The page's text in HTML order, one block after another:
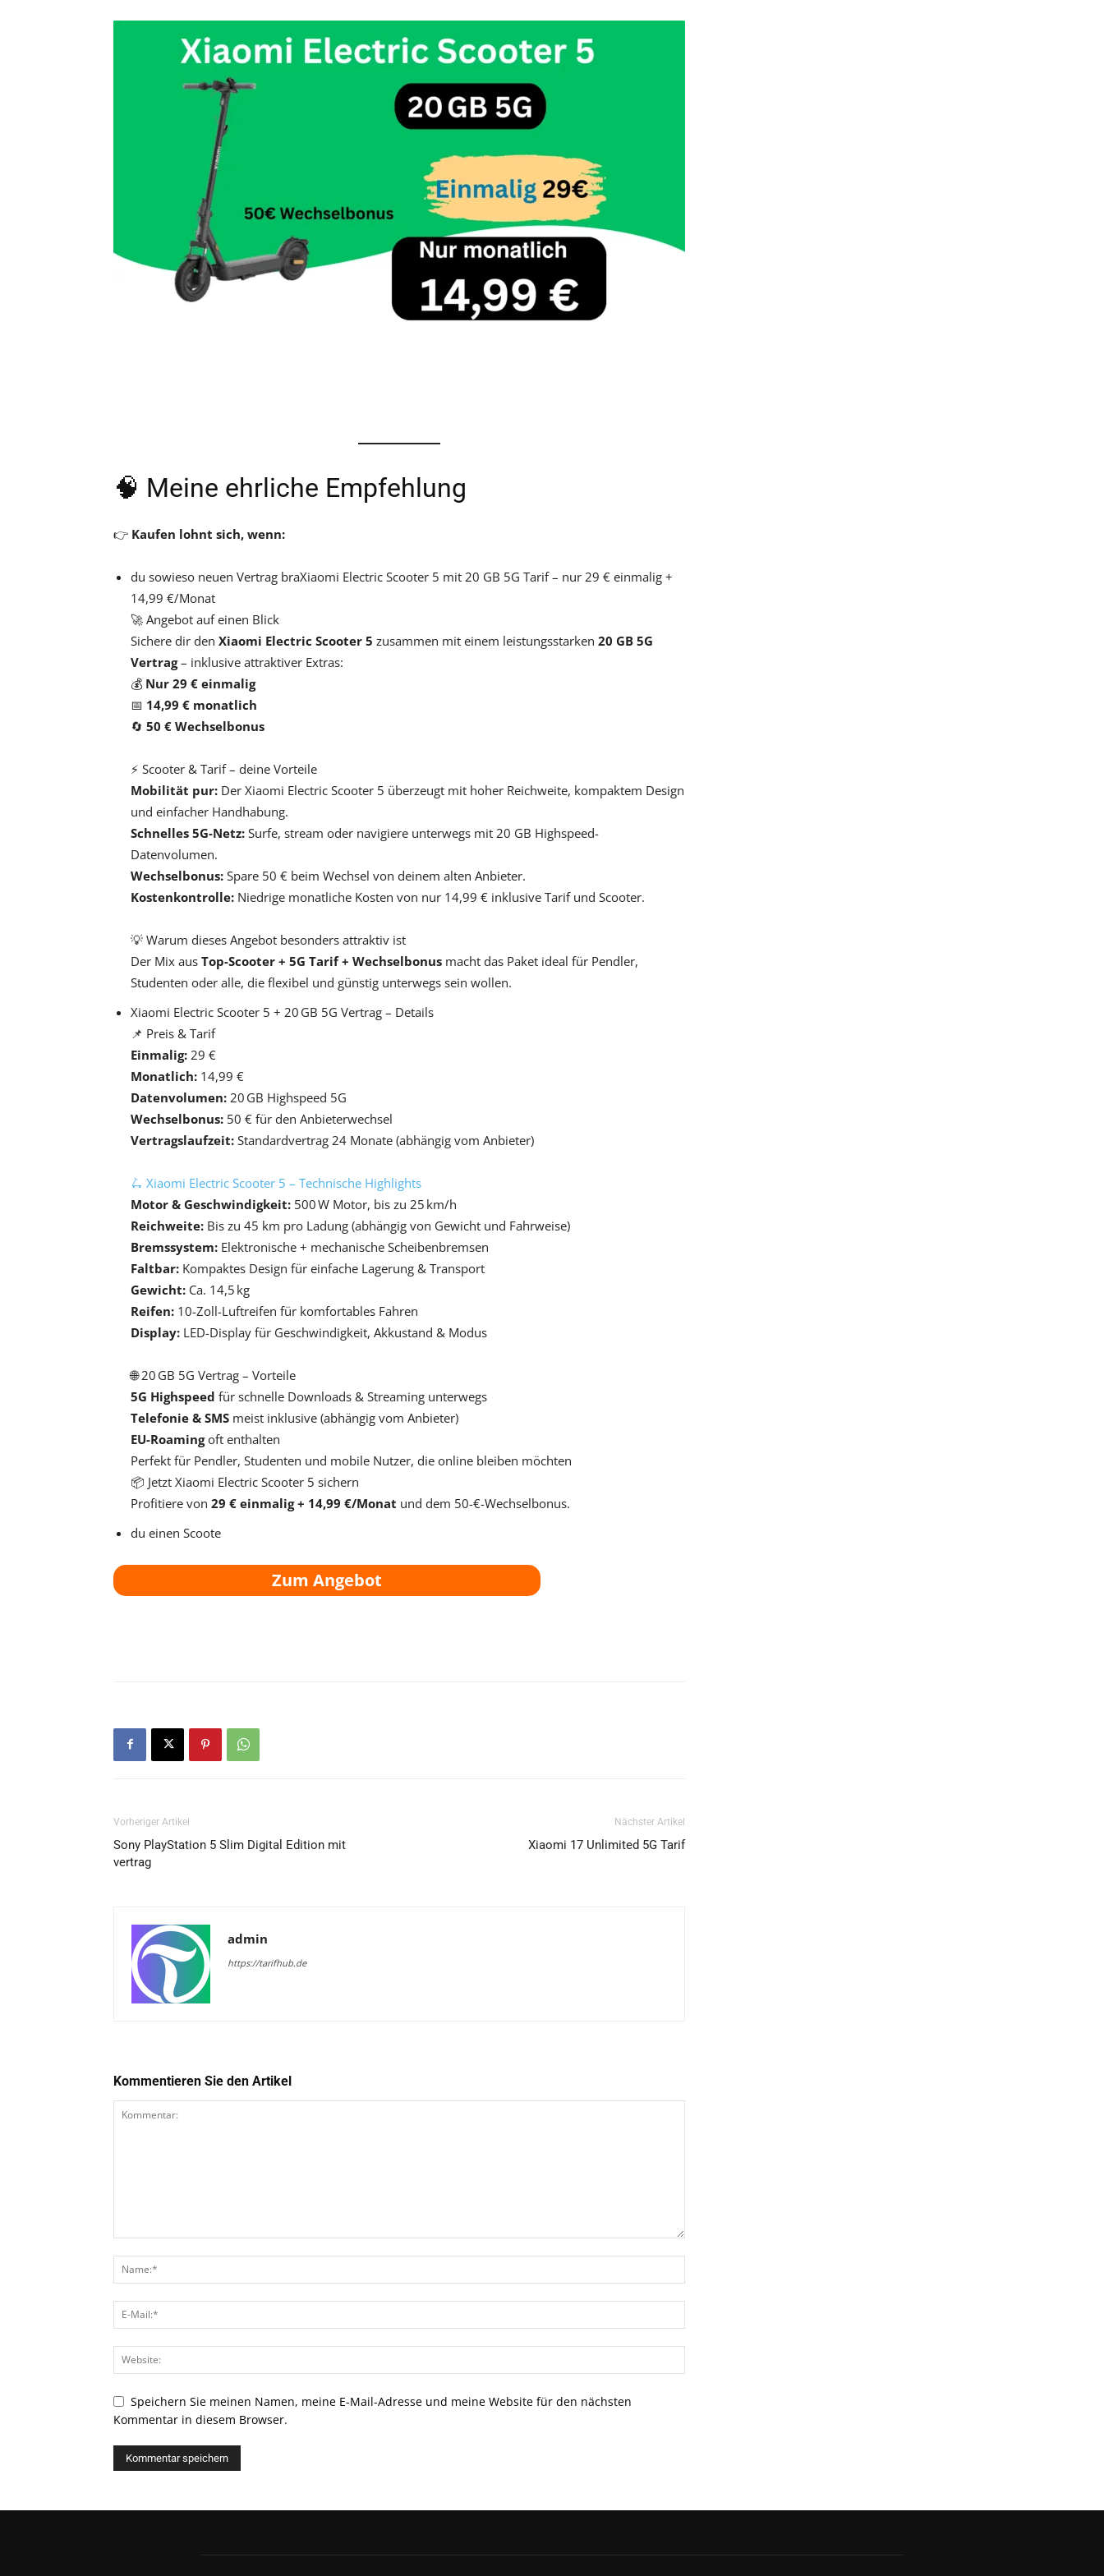
🧠 Meine ehrliche Empfehlung
👉 Kaufen lohnt sich, wenn:
du sowieso neuen Vertrag braXiaomi Electric Scooter 5 mit 20 GB 5G Tarif – nur 29 € einmalig +
14,99 €/Monat
🚀 Angebot auf einen Blick
Sichere dir den Xiaomi Electric Scooter 5 zusammen mit einem leistungsstarken 20 GB 5G
Vertrag– inklusive attraktiver Extras:
💰 Nur 29 € einmalig
📅 14,99 € monatlich
🔄 50 € Wechselbonus
⚡ Scooter & Tarif – deine Vorteile
Mobilität pur: Der Xiaomi Electric Scooter 5 überzeugt mit hoher Reichweite, kompaktem Design
und einfacher Handhabung.
Schnelles 5G-Netz: Surfe, stream oder navigiere unterwegs mit 20 GB Highspeed-
Datenvolumen.
Wechselbonus: Spare 50 € beim Wechsel von deinem alten Anbieter.
Kostenkontrolle: Niedrige monatliche Kosten von nur 14,99 € inklusive Tarif und Scooter.
💡 Warum dieses Angebot besonders attraktiv ist
Der Mix aus Top-Scooter + 5G Tarif + Wechselbonus macht das Paket ideal für Pendler,
Studenten oder alle, die flexibel und günstig unterwegs sein wollen.
Xiaomi Electric Scooter 5 + 20 GB 5G Vertrag – Details
📌 Preis & Tarif
Einmalig: 29 €
Monatlich: 14,99 €
Datenvolumen: 20 GB Highspeed 5G
Wechselbonus: 50 € für den Anbieterwechsel
Vertragslaufzeit: Standardvertrag 24 Monate (abhängig vom Anbieter)
🛴 Xiaomi Electric Scooter 5 – Technische Highlights
Motor & Geschwindigkeit: 500 W Motor, bis zu 25 km/h
Reichweite: Bis zu 45 km pro Ladung (abhängig von Gewicht und Fahrweise)
Bremssystem: Elektronische + mechanische Scheibenbremsen
Faltbar: Kompaktes Design für einfache Lagerung & Transport
Gewicht: Ca. 14,5 kg
Reifen: 10-Zoll-Luftreifen für komfortables Fahren
Display: LED-Display für Geschwindigkeit, Akkustand & Modus
🌐 20 GB 5G Vertrag – Vorteile
5G Highspeed für schnelle Downloads & Streaming unterwegs
Telefonie & SMS meist inklusive (abhängig vom Anbieter)
EU-Roamingoft enthalten
Perfekt für Pendler, Studenten und mobile Nutzer, die online bleiben möchten
📦 Jetzt Xiaomi Electric Scooter 5 sichern
Profitiere von 29 € einmalig + 14,99 €/Monat und dem 50-€-Wechselbonus.
du einen Scoote
Zum Angebot
Vorheriger Artikel
Sony PlayStation 5 Slim Digital Edition mit
vertrag
Nächster Artikel
Xiaomi 17 Unlimited 5G Tarif
admin
https://tarifhub.de
Kommentieren Sie den Artikel
Speichern Sie meinen Namen, meine E-Mail-Adresse und meine Website für den nächsten
Kommentar in diesem Browser.